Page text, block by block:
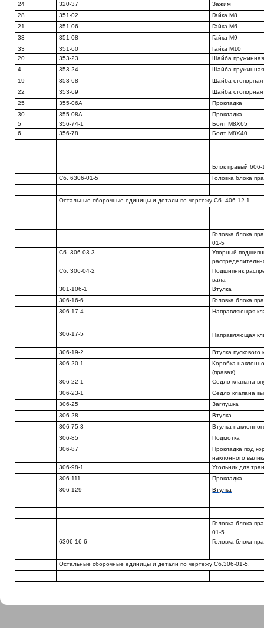
24
320-37
Зажим
28
351-02
Гайка М8
21
351-06
Гайка Мб
33
351-08
Гайка М9
33
351-60
Гайка М10
20
353-23
Шайба
4
353-24
Шайба
19
353-68
Шайба стопорная
22
353-69
Шайба стопорная
25
355-06А
Прокладка
30
355-08А
Прокладка
5
356-74-1
Болт М8Х65
6
356-78 Болт М8Х40
Блок правый
Сб. 6306-01-5
Головка блока
Остальные сборочные единицы и детали по чертежу Сб. 406-12-1
Головка блока
01-5
Сб. 306-03-3
Упорный
Сб. 306-04-2
Подшипник
вала
301-106-1
Втулка
306-16-6
Головка блока
306-17-4
Направляющая
306-17-5 Направляющая
306-19-2
Втулка пускового
306-20-1
Коробка
(правая)
306-22-1
Седло клапана
306-23-1
Седло клапана
306-25
Заглушка
306-28
Втулка
306-75-3
Втулка
306-85
Подмотка
306-87
Прокладка под
наклонного
306-98-1
Угольник для
306-111
Прокладка
306-129
Втулка
Головка блока
01-5
6306-16-6
Головка блока
Остальные сборочные единицы и детали по чертежу Сб.306-01-5.